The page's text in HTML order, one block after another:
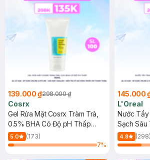
139.000 ₫298.000 ₫
Cosrx
Gel Rửa Mặt Cosrx Tràm Trà,
0.5% BHA Có Độ pH Thấp
150ml
5.0
(173)
7%
145.000
L'Oreal
Nước Tẩy
Sạch Sâu
4.8 (298)